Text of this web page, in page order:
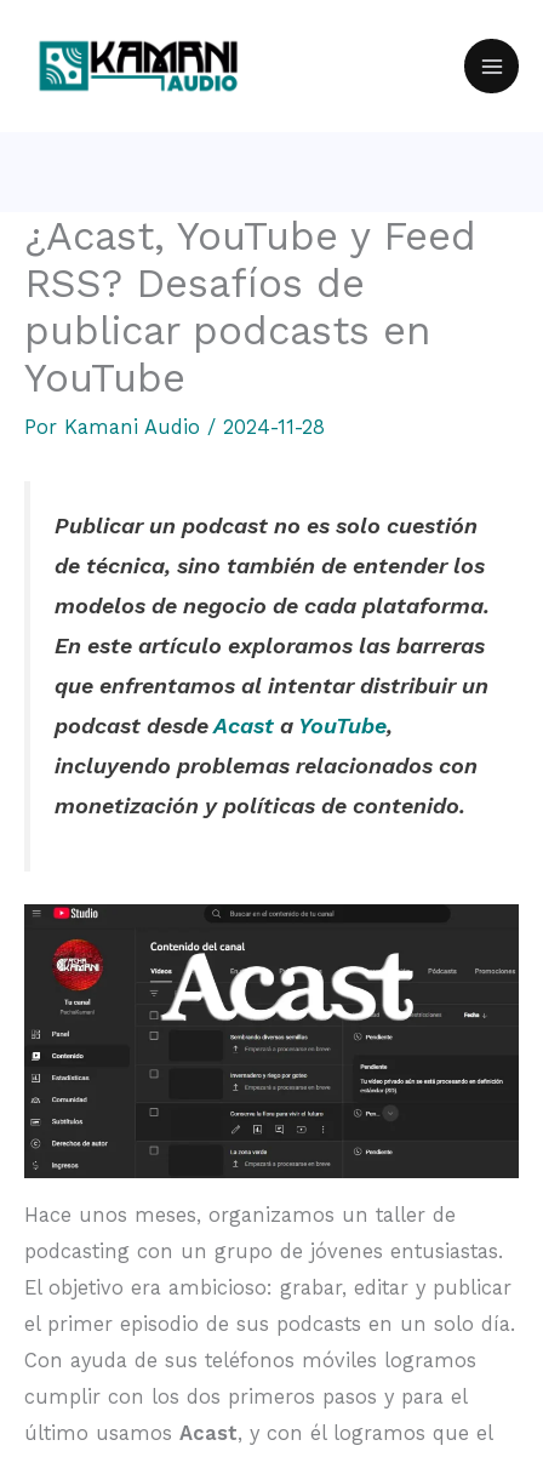
contenido
¿Acast, YouTube y Feed
RSS? Desafíos de
publicar podcasts en
YouTube
Por Kamani Audio / 2024-11-28
Publicar un podcast no es solo cuestión
de técnica, sino también de entender los
modelos de negocio de cada plataforma.
En este artículo exploramos las barreras
que enfrentamos al intentar distribuir un
podcast desdeAcast a YouTube,
incluyendo problemas relacionados con
monetización y políticas de contenido.
Hace unos meses, organizamos un taller de
podcasting con un grupo de jóvenes entusiastas.
El objetivo era ambicioso: grabar, editar y publicar
el primer episodio de sus podcasts en un solo día.
Con ayuda de sus teléfonos móviles logramos
cumplir con los dos primeros pasos y para el
último usamos Acast, y con él logramos que el